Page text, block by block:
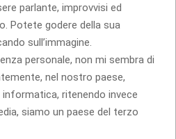
parlante, improvvisi ed
Potete godere della sua
sull’immagine.
personale, non mi sembra di
nel nostro paese,
ritenendo invece
siamo un paese del terzo